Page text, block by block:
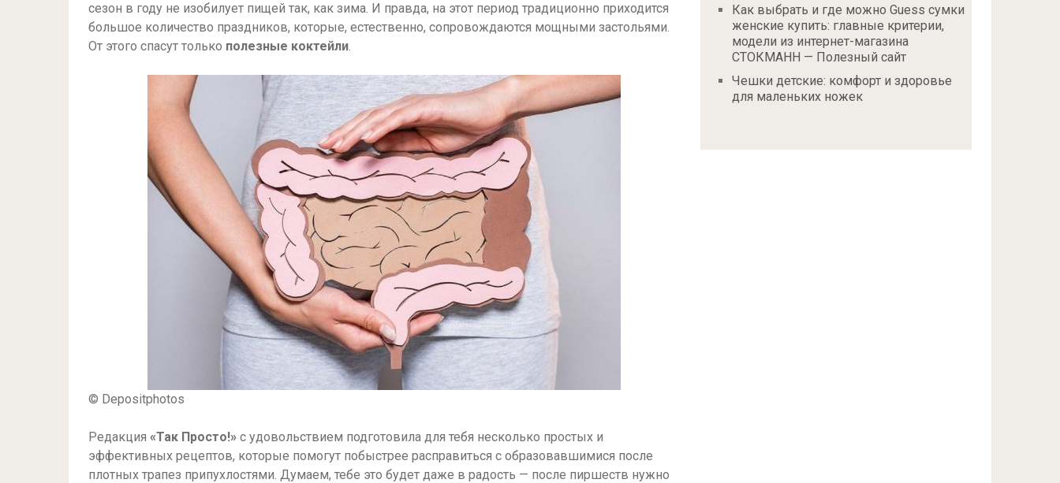
сезон в году не изобилует пищей так, как зима. И правда, на этот период традиционно приходится
большое количество праздников, которые, естественно, сопровождаются мощными застольями.
От этого спасут только полезные коктейли.
© Depositphotos
Редакция «Так Просто!» с удовольствием подготовила для тебя несколько простых и
эффективных рецептов, которые помогут побыстрее расправиться с образовавшимися после
плотных трапез припухлостями. Думаем, тебе это будет даже в радость — после пиршеств нужно
Как выбрать и где можно Guess сумки
женские купить: главные критерии,
модели из интернет-магазина
СТОКМАНН — Полезный сайт
Чешки детские: комфорт и здоровье
для маленьких ножек